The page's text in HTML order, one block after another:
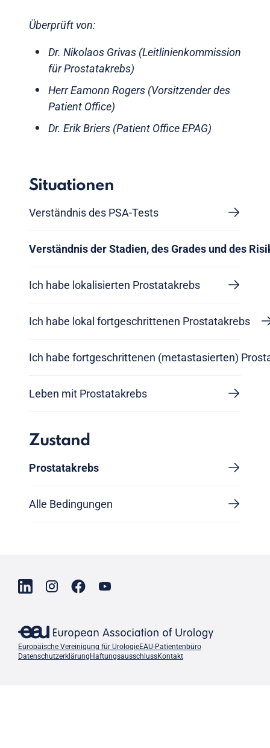
Überprüft von:
Dr. Nikolaos Grivas (Leitlinienkommission
für Prostatakrebs)
Herr Eamonn Rogers (Vorsitzender des
Patient Office)
Dr. Erik Briers (Patient Office EPAG)
Situationen
Verständnis des PSA-Tests
Verständnis der Stadien, des Grades und des
Ich habe lokalisierten Prostatakrebs
Ich habe lokal fortgeschrittenen Prostatakrebs
Ich habe fortgeschrittenen (metastasierten)
Leben mit Prostatakrebs
Zustand
Prostatakrebs
Alle Bedingungen
Europäische Vereinigung für UrologieEAU-Patientenbüro
Datenschutzerklärung HaftungsausschlussKontakt